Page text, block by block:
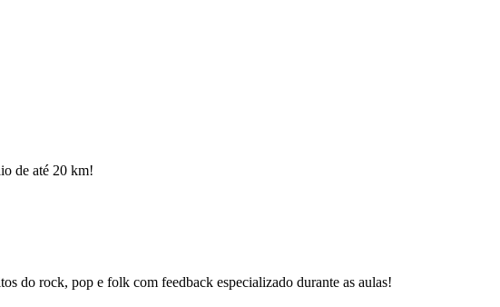
de até 20 km!
do rock, pop e folk com feedback especializado durante as aulas!